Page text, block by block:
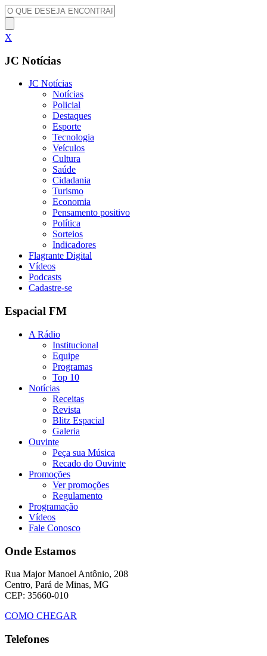
X
JC Notícias
JC Notícias
Notícias
Policial
Destaques
Esporte
Tecnologia
Veículos
Cultura
Saúde
Cidadania
Turismo
Economia
Pensamento positivo
Política
Sorteios
Indicadores
Flagrante Digital
Vídeos
Podcasts
Cadastre-se
Espacial FM
A Rádio
Institucional
Equipe
Programas
Top 10
Notícias
Receitas
Revista
Blitz Espacial
Galeria
Ouvinte
Peça sua Música
Recado do Ouvinte
Promoções
Ver promoções
Regulamento
Programação
Vídeos
Fale Conosco
Onde Estamos
Rua Major Manoel Antônio, 208
Centro, Pará de Minas, MG
CEP: 35660-010
COMO CHEGAR
Telefones